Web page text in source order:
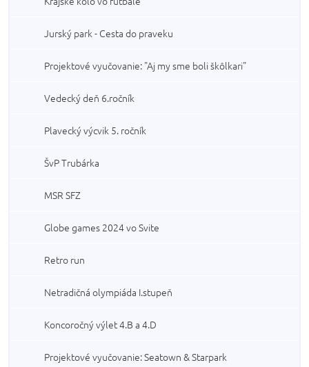
Jurský park - Cesta do praveku
Projektové vyučovanie: "Aj my sme boli škôlkari"
Vedecký deň 6.ročník
Plavecký výcvik 5. ročník
ŠvP Trubárka
MSR SFZ
Globe games 2024 vo Svite
Retro run
Netradičná olympiáda I.stupeň
Koncoročný výlet 4.B a 4.D
Projektové vyučovanie: Seatown & Starpark